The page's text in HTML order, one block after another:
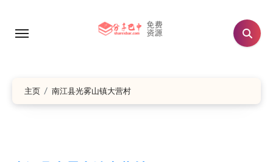
主页 南江县光雾山镇大营村